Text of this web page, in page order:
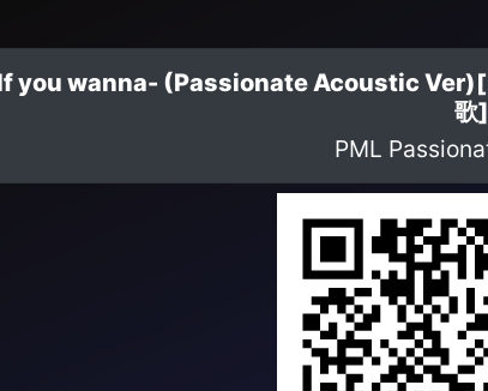
you wanna- (Passionate Acoustic Ver)[
歌]
PML